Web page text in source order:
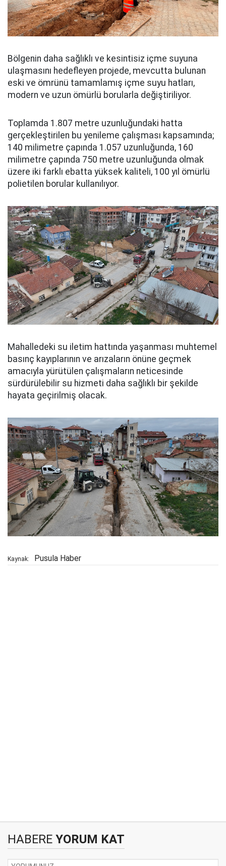
Bölgenin daha sağlıklı ve kesintisiz içme suyuna
ulaşmasını hedefleyen projede, mevcutta bulunan
eski ve ömrünü tamamlamış içme suyu hatları,
modern ve uzun ömürlü borularla değiştiriliyor.
Toplamda 1.807 metre uzunluğundaki hatta
gerçekleştirilen bu yenileme çalışması kapsamında;
140 milimetre çapında 1.057 uzunluğunda, 160
milimetre çapında 750 metre uzunluğunda olmak
üzere iki farklı ebatta yüksek kaliteli, 100 yıl ömürlü
polietilen borular kullanılıyor.
Mahalledeki su iletim hattında yaşanması muhtemel
basınç kayıplarının ve arızaların önüne geçmek
amacıyla yürütülen çalışmaların neticesinde
sürdürülebilir su hizmeti daha sağlıklı bir şekilde
hayata geçirilmiş olacak.
Kaynak: Pusula Haber
HABERE YORUM KAT